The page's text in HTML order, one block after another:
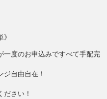
一度のお申込みですべて手配完
自由自在！
さい！